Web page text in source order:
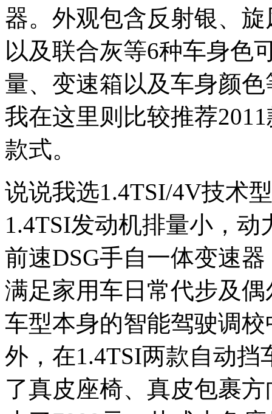
器。外观包含反射银、
以及联合灰等6种车身色
量、变速箱以及车身颜
我在这里则比较推荐
款式。
说说我选1.4TSI/4V技术
1.4TSI发动机排量小，
前速DSG手自一体变速
满足家用车日常代步及
车型本身的智能驾驶调
外，在1.4TSI两款自动
了真皮座椅、真皮包裹